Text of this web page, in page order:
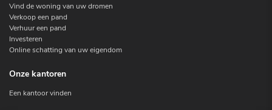
Vind de woning van uw dromen
Verkoop een pand
Verhuur een pand
Investeren
Online schatting van uw eigendom
Onze kantoren
Een kantoor vinden